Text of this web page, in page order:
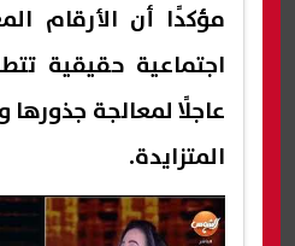
مؤكدًا أن الأرقام
اجتماعية حقيقية
عاجلًا لمعالجة جذورها
المتزايدة.